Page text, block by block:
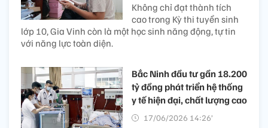
Không chỉ đạt thành tích
cao trong Kỳ thi tuyển sinh
lớp 10, Gia Vinh còn là một học sinh năng động, tự tin
với năng lực toàn diện.
Bắc Ninh đầu tư gần 18.200
tỷ đồng phát triển hệ thống
y tế hiện đại, chất lượng cao
17/06/2026 14:26’